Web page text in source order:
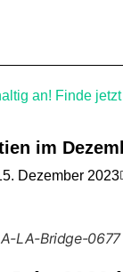
an! Finde
im
Dezember 2023
LA-Bridge-0677